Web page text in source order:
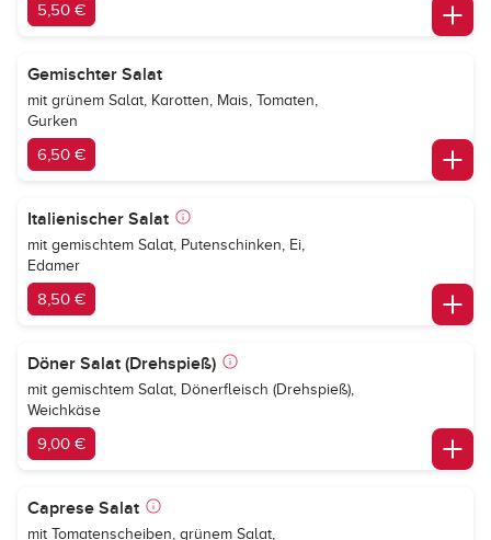
5,50 €
Gemischter Salat
mit grünem Salat, Karotten, Mais, Tomaten,
Gurken
6,50 €
Italienischer Salat
mit gemischtem Salat, Putenschinken, Ei,
Edamer
8,50 €
Döner Salat (Drehspieß)
mit gemischtem Salat, Dönerfleisch (Drehspieß),
Weichkäse
9,00 €
Caprese Salat
mit Tomatenscheiben, grünem Salat,